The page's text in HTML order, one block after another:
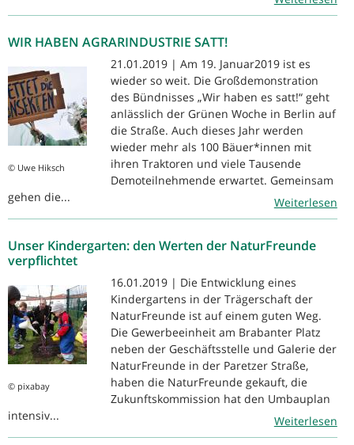
WIR HABEN AGRARINDUSTRIE SATT!
© Uwe Hiksch
21.01.2019 | Am 19. Januar2019 ist es
wieder so weit. Die Großdemonstration
des Bündnisses „Wir haben es satt!“ geht
anlässlich der Grünen Woche in Berlin auf
die Straße. Auch dieses Jahr werden
wieder mehr als 100 Bäuer*innen mit
ihren Traktoren und viele Tausende
Demoteilnehmende erwartet. Gemeinsam
gehen die...
Weiterlesen
Unser Kindergarten: den Werten der NaturFreunde
verpflichtet
© pixabay
16.01.2019 | Die Entwicklung eines
Kindergartens in der Trägerschaft der
NaturFreunde ist auf einem guten Weg.
Die Gewerbeeinheit am Brabanter Platz
neben der Geschäftsstelle und Galerie der
NaturFreunde in der Paretzer Straße,
haben die NaturFreunde gekauft, die
Zukunftskommission hat den Umbauplan
intensiv...
Weiterlesen